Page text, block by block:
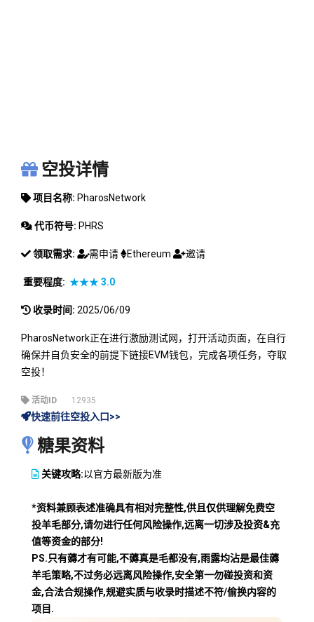
空投详情
项目名称: PharosNetwork
代币符号: PHRS
领取需求: 需申请 Ethereum 邀请
重要程度: ★★★3.0
收录时间: 2025/06/09
PharosNetwork正在进行激励测试网，打开活动页面，在自行
确保并自负安全的前提下链接EVM钱包，完成各项任务，夺取
空投！
活动ID 12935
快速前往空投入口>>
糖果资料
关键攻略:以官方最新版为准
*资料兼顾表述准确具有相对完整性,供且仅供理解免费空
投羊毛部分,请勿进行任何风险操作,远离一切涉及投资&充
值等资金的部分!
PS.只有薅才有可能,不薅真是毛都没有,雨露均沾是最佳薅
羊毛策略,不过务必远离风险操作,安全第一勿碰投资和资
金,合法合规操作,规避实质与收录时描述不符/偷换内容的
项目.